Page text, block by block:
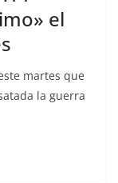
el
martes que
la guerra